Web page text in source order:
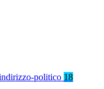
politico 18